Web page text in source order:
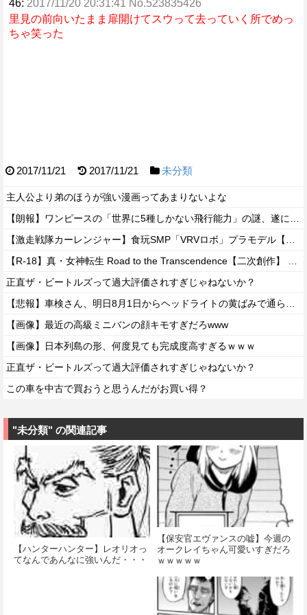
46: 2017/11/20 20:31:41 No.523835426
里見の前向いたまま扉開けてスウって去っていく所でめっ
ちゃ笑った
2017/11/21 2017/11/21 未分類
主人公より弟のほうが強い漫画ってあまりないよな
正直ザ・ビートルズって過大評価されすぎじゃねないか？
【画像】最近の高級ミニバンの顔キモすぎだろwww
【画像】日本列島の形、何度見ても完成度高すぎるｗｗｗ
正直ザ・ビートルズって過大評価されすぎじゃねないか？
この車を中古で買おうと思うんだがお買い得？
"未分類" の関連記事
【ハンターハンター】レオリオっ
てなんであんなに強いんだ・・・
【保安官エヴァンスの嘘】今週の
オークレイちゃん可愛いすぎだろ
ｗｗｗｗｗ